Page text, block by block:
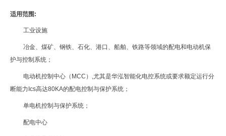
适用范围 :
工业设施
冶金、煤矿、钢铁、石化、港口、船舶、铁路等领域的配电和电动机保
护与控制系统；
电动机控制中心（ MCC ） ,尤其是华泓智能化电控系统或要求额定运行分
断能力 Ics高达80KA的配电控制与保护系统；
单电机控制与保护系统；
配电中心